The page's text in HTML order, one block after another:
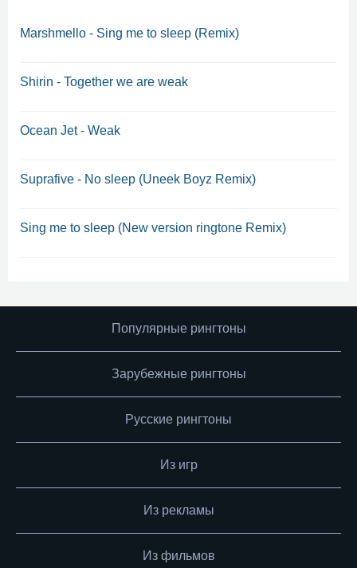
Marshmello - Sing me to sleep (Remix)
Shirin - Together we are weak
Ocean Jet - Weak
Suprafive - No sleep (Uneek Boyz Remix)
Sing me to sleep (New version ringtone Remix)
Популярные рингтоны
Зарубежные рингтоны
Русские рингтоны
Из игр
Из рекламы
Из фильмов